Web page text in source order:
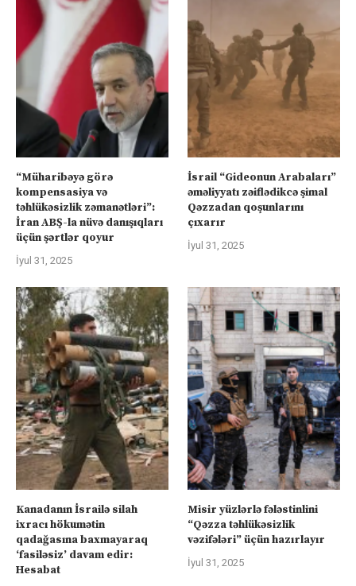
“Müharibəyə görə
kompensasiya və
təhlükəsizlik zəmanətləri”:
İran ABŞ-la nüvə danışıqları
üçün şərtlər qoyur
İyul 31, 2025
İsrail “Gideonun Arabaları”
əməliyyatı zəiflədikcə şimal
Qəzzadan qoşunlarını
çıxarır
İyul 31, 2025
Kanadanın İsrailə silah
ixracı hökumətin
qadağasına baxmayaraq
‘fasiləsiz’ davam edir:
Hesabat
Misir yüzlərlə fələstinlini
“Qəzza təhlükəsizlik
vəzifələri” üçün hazırlayır
İyul 31, 2025